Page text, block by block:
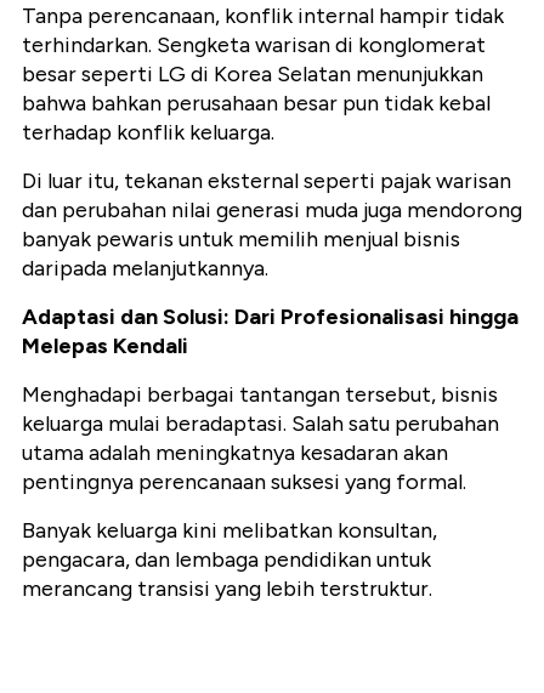
Tanpa perencanaan, konflik internal hampir tidak
terhindarkan. Sengketa warisan di konglomerat
besar seperti LG di Korea Selatan menunjukkan
bahwa bahkan perusahaan besar pun tidak kebal
terhadap konflik keluarga.
Di luar itu, tekanan eksternal seperti pajak warisan
dan perubahan nilai generasi muda juga mendorong
banyak pewaris untuk memilih menjual bisnis
daripada melanjutkannya.
Adaptasi dan Solusi: Dari Profesionalisasi hingga
Melepas Kendali
Menghadapi berbagai tantangan tersebut, bisnis
keluarga mulai beradaptasi. Salah satu perubahan
utama adalah meningkatnya kesadaran akan
pentingnya perencanaan suksesi yang formal.
Banyak keluarga kini melibatkan konsultan,
pengacara, dan lembaga pendidikan untuk
merancang transisi yang lebih terstruktur.